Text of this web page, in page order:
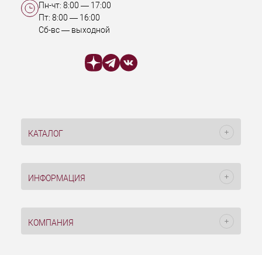
Пн-чт: 8:00 — 17:00
Пт: 8:00 — 16:00
Сб-вс — выходной
КАТАЛОГ
ИНФОРМАЦИЯ
КОМПАНИЯ